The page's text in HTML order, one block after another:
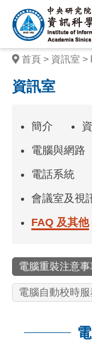
中
央
研
究
院
學
研
究
首頁 資訊室
資訊室
簡介
電腦與網路
電話系統
會議室及視
FAQ 及其他
電腦重裝注意
電腦自動校時服